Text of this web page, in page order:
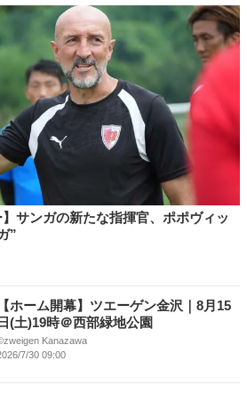
】サンガの新たな指揮官、ポポヴィッ
”
【ホーム開幕】ツエーゲン金沢｜8月15
日(土)19時＠西部緑地公園
Kanazawa
7/30 09:00